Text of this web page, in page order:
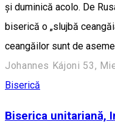
și duminică acolo. De
biserică o „slujbă
ceangăilor sunt de
Biserică
Biserica unitariană,